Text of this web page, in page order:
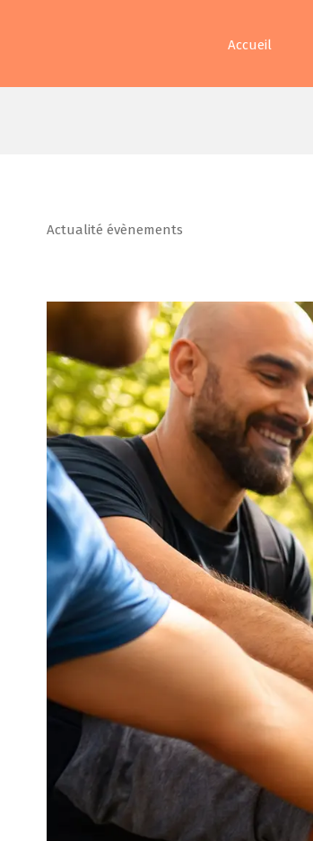
Accueil
Actualité évènements